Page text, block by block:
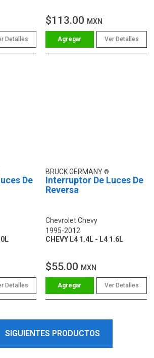
Detalles
$113.00 MXN
Ver Detalles
De
Detalles
BRUCK GERMANY
Interruptor De Luces De
Reversa
Chevrolet Chevy
1995-2012
CHEVY L4 1.4L - L4 1.6L
$55.00 MXN
Ver Detalles
SIGUIENTES PRODUCTOS